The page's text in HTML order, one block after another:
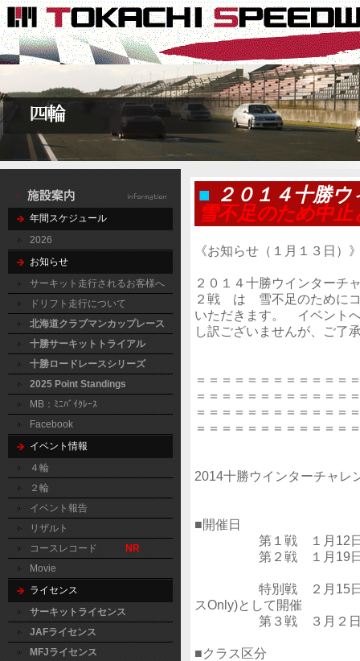
年間スケジュール
2026
お知らせ
サーキット走行されるお客様へ
ドリフト走行について
北海道クラブマンカップレース
十勝サーキットトライアル
十勝ロードレースシリーズ
2025 Point Standings
MB：ﾐﾆﾊﾞｲｸﾚｰｽ
Facebook
イベント情報
４輪
２輪
イベント報告
リザルト
コースレコード
NR
Movie
ライセンス
サーキットライセンス
JAFライセンス
MFJライセンス
■ ２０１４十勝
雪不足のため中
《お知らせ（１月１３日）
２０１４十勝ウインターチ
２戦 は 雪不足のために
いただきます。 イベント
し訳ございませんが、ご了
＝＝＝＝＝＝＝＝＝＝＝＝
＝＝＝＝＝＝＝＝＝＝＝＝
＝＝＝＝＝＝＝＝＝＝＝＝
＝＝＝＝＝＝＝＝＝＝＝＝
2014十勝ウインターチャレ
■開催日
第１戦 １月12日(
第２戦 １月19日(
特別戦 ２月15日(日)
スOnly)として開催
第３戦 ３月２日(
■クラス区分